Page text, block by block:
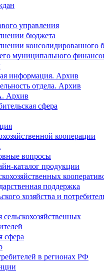
управления
бюджета
консолидированного
муниципального
информация. Архив
отдела. Архив
Архив
сфера
кооперации
вопросы
каталог продукции
поддержка
хозяйства и
сфера
в регионах РФ